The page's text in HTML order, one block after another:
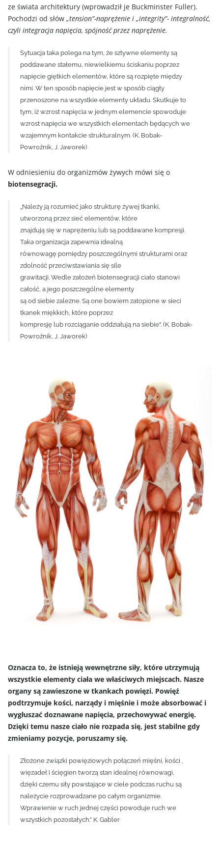
ze świata architektury (wprowadził je Buckminster Fuller).
Pochodzi od słów „tension”-naprężenie i „integrity”- integralność,
czyli integracja napięcia, spójność przez naprężenie.
Sytuacja taka polega na tym, że sztywne elementy są
poddawane stałemu, niewielkiemu ściskaniu poprzez
napięcie giętkich elementów, które są rozpięte między
nimi. W ten sposób napięcie jest w sposób ciągły
przenoszone na wszystkie elementy układu. Skutkuje to
tym, iż wzrost napięcia w jednym elemencie spowoduje
wzrost napięcia we wszystkich elementach będących we
wzajemnym kontakcie strukturalnym. (K. Bobak-
Powroźnik, J. Jaworek)
W odniesieniu do organizmów żywych mówi się o
biotensegracji.
„Należy ją rozumieć jako strukturę żywej tkanki,
utworzoną przez sieć elementów, które
znajdują się w naprężeniu lub są poddawane kompresji.
Taka organizacja zapewnia idealną
równowagę pomiędzy poszczególnymi strukturami oraz
zdolność przeciwstawiania się sile
grawitacji. Wedle założeń biotensegracji ciało stanowi
całość, a jego poszczególne elementy
są od siebie zależne. Są one bowiem zatopione w sieci
tkanek miękkich, które poprzez
kompresję lub rozciąganie oddziałują na siebie". (K. Bobak-
Powroźnik, J. Jaworek)
Oznacza to, że istnieją wewnętrzne siły, które utrzymują
wszystkie elementy ciała we właściwych miejscach. Nasze
organy są zawieszone w tkankach powięzi. Powięź
podtrzymuje kości, narządy i mięśnie i może absorbować i
wygłuszać doznawane napięcia, przechowywać energię.
Dzięki temu nasze ciało nie rozpada się, jest stabilne gdy
zmieniamy pozycje, poruszamy się.
Złożone związki powięziowych połączeń mięśni, kości ,
więzadeł i ścięgien tworzą stan idealnej równowagi,
dzięki czemu siły powstające w ciele podczas ruchu są
należycie rozprowadzane po całym organizmie.
Wprawienie w ruch jednej części powoduje ruch we
wszystkich pozostałych.” K. Gabler